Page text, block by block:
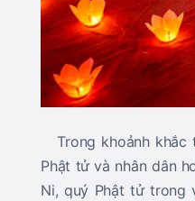
Trong khoảnh khắc
Phật tử và nhân dân
Ni, quý Phật tử trong